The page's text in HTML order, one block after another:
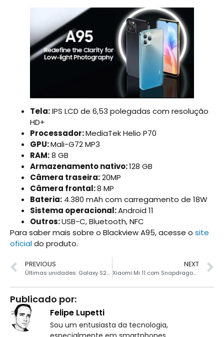
Tela:IPS LCD de 6,53 polegadas com resolução
HD+
Processador:MediaTek Helio P70
GPU:Mali-G72 MP3
RAM:8 GB
Armazenamento nativo:128 GB
Câmera traseira:20MP
Câmera frontal:8 MP
Bateria: 4.380 mAh com carregamento de 18W
Sistema operacional:Android 11
Outros:USB-C, Bluetooth, NFC
Para saber mais sobre o Blackview A95, acesse o site
oficialdo produto.
PREVIOUS
Últimas unidades: Galaxy S20 FE com Snapdragon 865 por R$ 2088
NEXT
Xiaomi Mi 11 com Snapdragon 888 com preço inacreditável
Publicado por:
Felipe Lupetti
Sou um entusiasta da tecnologia,